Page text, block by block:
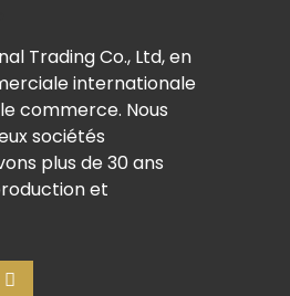
Trading Co., Ltd, en
internationale
commerce. Nous
sociétés
plus de 30 ans
et